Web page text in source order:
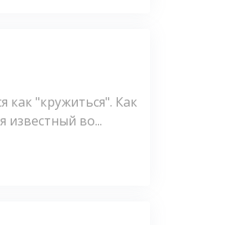
как "кружиться". Как
известный во...